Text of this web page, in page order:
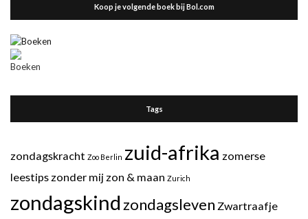
Koop je volgende boek bij Bol.com
Tags
zondagskracht Zoo Berlin zuid-afrika zomerse
leestips zonder mij zon & maan Zurich
zondagskindzondagsleven Zwartraafje